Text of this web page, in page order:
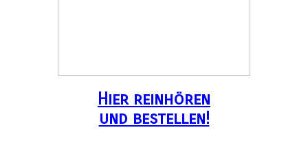
Hier reinhören
und bestellen!